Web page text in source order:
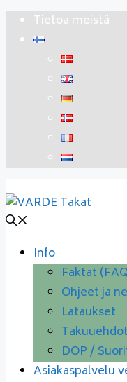
Siirry
sisältöön
Tietoa meistä
Info
Faktat
Ohjeet ja
Lataukset
DOP /
Asiakaspalvelu